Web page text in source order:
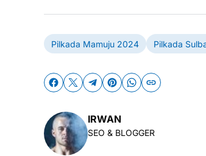
Pilkada Mamuju 2024 Pilkada
IRWAN
SEO & BLOGGER